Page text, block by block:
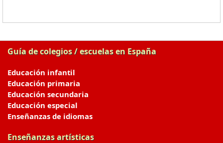
Guía de colegios / escuelas en España
Educación infantil
Educación primaria
Educación secundaria
Educación especial
Enseñanzas de idiomas
Enseñanzas artísticas